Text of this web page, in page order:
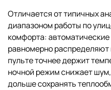
Отличается от типичных
диапазоном работы по
комфорта:
равномерно распределяют
пульте точнее держит
ночной режим снижает
дольше сохранять